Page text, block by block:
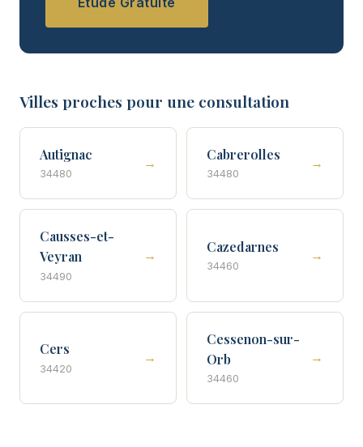
Villes proches pour une consultation
Autignac
34480
→
Cabrerolles
34480
→
Causses-et-
Veyran
34490
→
Cazedarnes
34460
→
Cers
34420
→
Cessenon-sur-
Orb
34460
→